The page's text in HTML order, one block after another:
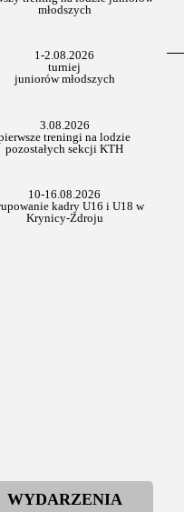
WYDARZENIA